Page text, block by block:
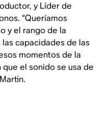
y Líder de
“Queríamos
y el rango de la
capacidades de las
momentos de la
el sonido se usa de